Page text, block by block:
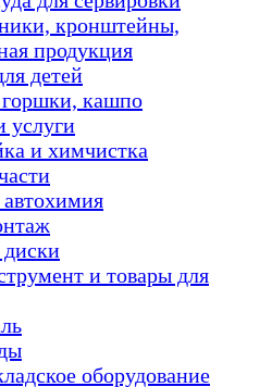
кронштейны,
продукция
детей
кашпо
услуги
и химчистка
и товары для
оборудование